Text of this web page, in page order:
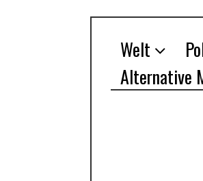
Welt
Alternative